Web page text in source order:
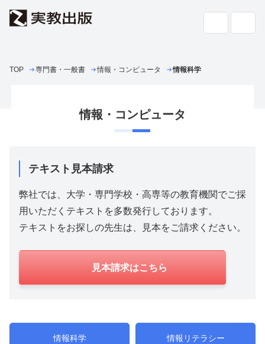
高校教科書・副教材
書店の方へ
会社案内
採用情報
よくあるご質問・お問い合わせ
個人情報・特定個人情報の取り扱い
教科書採択の公正確保に関する基本方針
TOP 専門書・一般書 情報・コンピュータ 情報科学
情報・コンピュータ
テキスト見本請求
弊社では、大学・専門学校・高専等の教育機関でご採
用いただくテキストを多数発行しております。
テキストをお探しの先生は、見本をご請求ください。
見本請求はこちら
情報科学 情報リテラシー